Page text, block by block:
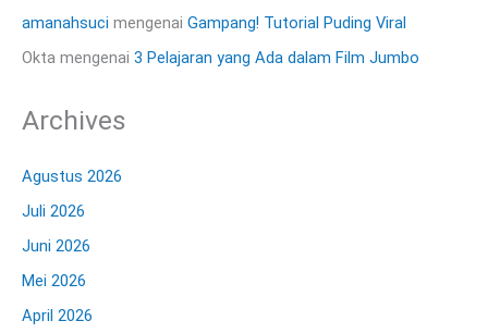
amanahsuci mengenai Gampang! Tutorial Puding Viral
Okta mengenai 3 Pelajaran yang Ada dalam Film Jumbo
Archives
Agustus 2026
Juli 2026
Juni 2026
Mei 2026
April 2026